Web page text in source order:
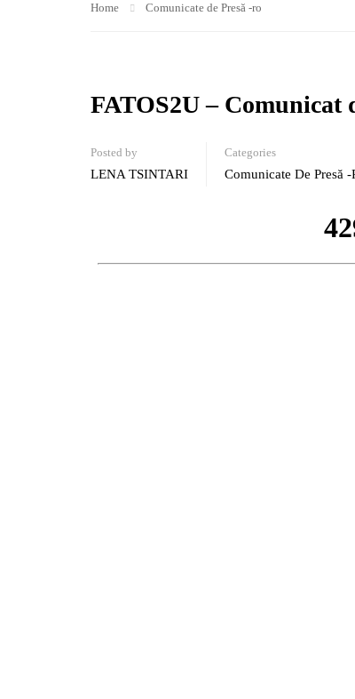
Home Comunicate de Presă -ro
FATOS2U – Comunicat
Posted by
LENA TSINTARI
Categories
Comunicate De Presă